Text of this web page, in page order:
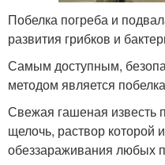
Побелка погреба и
развития грибков и
Самым доступным,
методом является
Свежая гашеная известь
щелочь, раствор которой
обеззараживания любых